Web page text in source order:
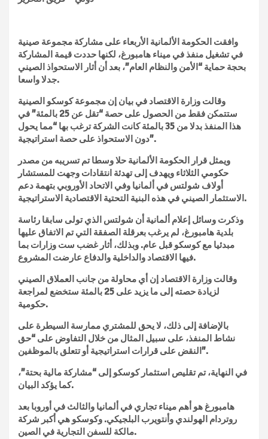
وافقت الحكومة الألمانية الأربعاء على مشاركة مجموعة صينية
في تشغيل منفذ في ميناء هامبورغ، لكنها حددت قيمة المشاركة
بحجة حماية “الأمن والنظام العام”، بعد أن أثار الاستحواذ الصيني
جدلا واسعا.
وقالت وزارة الاقتصاد في بيان إن مجموعة كوسكو الصينية
ستتمكن فقط من الحصول على حصة “تقل عن 25 بالمئة” في
هذا المنفذ بدلا من 35 بالمئة كانت الشركة ترغب بها “مما يحول
دون الاستحواذ على حصة استراتيجية”.
ويمثل قرار الحكومة الألمانية حلا وسطا تم تسريبه من مصدر
حكومي الثلاثاء ويهدف إلى تهدئة انتقادات وجهت للمستشار
أولاف شولتس في ألمانيا وفي الاتحاد الأوروبي بتهمة دعم
الاستثمار الصيني في هذه البنية التحتية الاقتصادية الاستراتيجية.
وذكرت وسائل إعلام ألمانية أن شولتس الذي تولى سابقا رئاسة
بلدية هامبورغ، لم يرغب بعرقلة الصفقة التي تم الاتفاق عليها
مبدئيا مع كوسكو قبل عام. وبذلك، أثار غضب ست وزارات بما
فيها الاقتصاد والداخلية والدفاع عارضت المشروع.
وقالت وزارة الاقتصاد إن أي محاولة من جانب العملاق الصيني
لزيادة حصته إلى ما يزيد على 25 بالمئة ستخضع لمراجعة
حكومية.
بالإضافة إلى ذلك، لا يحق للمشتري ممارسة السيطرة على
نشاط المنفذ، على سبيل المثال من خلال التفاوض على “حق
النقض على قرارات استراتيجية أو تتعلق بالموظفين”.
في النهاية، تم تقليص استثمار كوسكو إلى “مشاركة مالية بحتة”،
كما يؤكد البيان.
هامبورغ هو أهم ميناء تجاري في ألمانيا والثالث في أوروبا بعد
روتردام الهولندي وأنتويرب البلجيكي. وكوسكو هي أكبر شركة
مالكة للسفن التجارية في الصين.